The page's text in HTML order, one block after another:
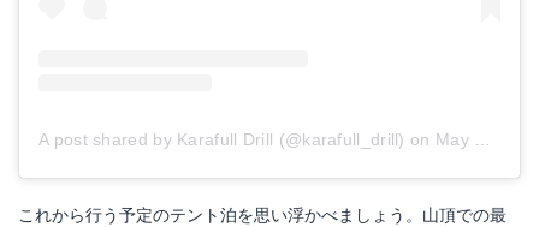
A post shared by Karafull Drill (@karafull_drill) on May 14, 2018 at 7:27am PDT
これから行う予定のテント泊を思い浮かべましょう。山頂での最